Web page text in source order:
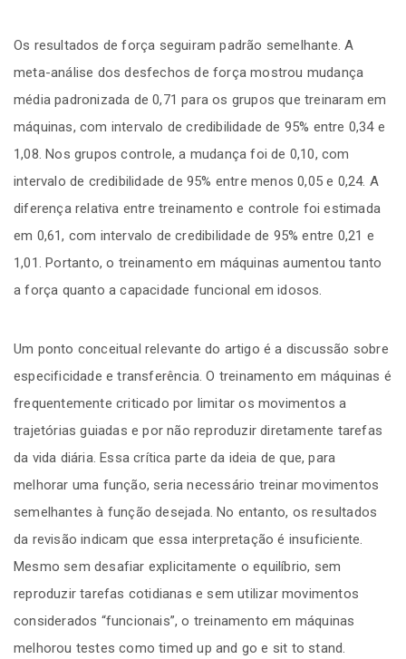
Os resultados de força seguiram padrão semelhante. A
meta-análise dos desfechos de força mostrou mudança
média padronizada de 0,71 para os grupos que treinaram em
máquinas, com intervalo de credibilidade de 95% entre 0,34 e
1,08. Nos grupos controle, a mudança foi de 0,10, com
intervalo de credibilidade de 95% entre menos 0,05 e 0,24. A
diferença relativa entre treinamento e controle foi estimada
em 0,61, com intervalo de credibilidade de 95% entre 0,21 e
1,01. Portanto, o treinamento em máquinas aumentou tanto
a força quanto a capacidade funcional em idosos.
Um ponto conceitual relevante do artigo é a discussão sobre
especificidade e transferência. O treinamento em máquinas é
frequentemente criticado por limitar os movimentos a
trajetórias guiadas e por não reproduzir diretamente tarefas
da vida diária. Essa crítica parte da ideia de que, para
melhorar uma função, seria necessário treinar movimentos
semelhantes à função desejada. No entanto, os resultados
da revisão indicam que essa interpretação é insuficiente.
Mesmo sem desafiar explicitamente o equilíbrio, sem
reproduzir tarefas cotidianas e sem utilizar movimentos
considerados “funcionais”, o treinamento em máquinas
melhorou testes como timed up and go e sit to stand.